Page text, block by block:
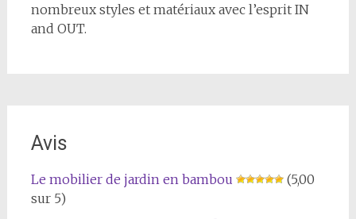
nombreux styles et matériaux avec l’esprit IN
and OUT.
Avis
Le mobilier de jardin en bambou
(5,00
sur 5)